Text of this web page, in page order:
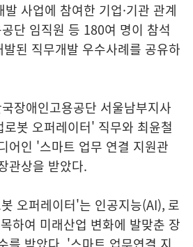
사업에 참여한 기업·기관 관계
단 임직원 등 180여 명이 참석
된 직무개발 우수사례를 공유하
장애인고용공단 서울남부지사
봇 오퍼레이터' 직무와 최윤철
어인 '스마트 업무 연결 지원관
관상을 받았다.
오퍼레이터'는 인공지능(AI), 로
하여 미래산업 변화에 발맞춘 장